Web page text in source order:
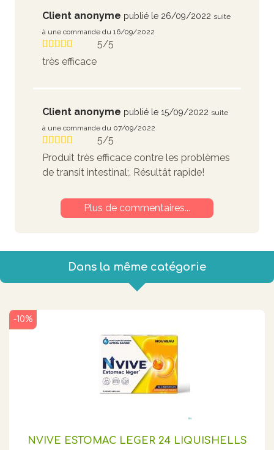
Client anonyme publié le 26/09/2022 suite
à une commande du 16/09/2022
5/5
très efficace
Client anonyme publié le 15/09/2022 suite
à une commande du 07/09/2022
5/5
Produit très efficace contre les problèmes
de transit intestinal;. Résultât rapide!
Plus de commentaires...
Dans la même catégorie
NVIVE ESTOMAC LEGER 24 LIQUISHELLS
-10%